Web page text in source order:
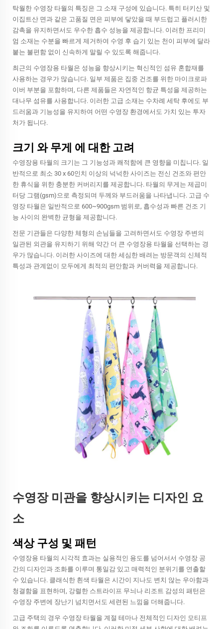
탁월한 수영장 타월의 특징은 그 소재 구성에 있습니다. 특히 터키산 및
이집트산 면과 같은 고품질 면은 피부에 닿았을 때 부드럽고 플러시한
감촉을 유지하면서도 우수한 흡수 성능을 제공합니다. 이러한 프리미
엄 소재는 수분을 빠르게 제거하여 수영 후 습기 있는 천이 피부에 달라
붙는 불편함 없이 신속하게 말릴 수 있도록 해줍니다.
최근의 수영장용 타월은 성능을 향상시키는 혁신적인 섬유 혼합재를
사용하는 경우가 많습니다. 일부 제품은 집중 건조를 위한 마이크로파
이버 부분을 포함하며, 다른 제품들은 자연적인 항균 특성을 제공하는
대나무 섬유를 사용합니다. 이러한 고급 소재는 수차례 세탁 후에도 부
드러움과 기능성을 유지하여 어떤 수영장 환경에서도 가치 있는 투자
처가 됩니다.
크기 와 무게 에 대한 고려
수영장용 타월의 크기는 그 기능성과 쾌적함에 큰 영향을 미칩니다. 일
반적으로 최소 30 x 60인치 이상의 넉넉한 사이즈는 전신 건조와 편안
한 휴식을 위한 충분한 커버리지를 제공합니다. 타월의 무게는 제곱미
터당 그램(gsm)으로 측정되며 두께와 부드러움을 나타냅니다. 고급 수
영장 타월은 일반적으로 600~900gsm 범위로, 흡수성과 빠른 건조 기
능 사이의 완벽한 균형을 제공합니다.
전문 기관들은 다양한 체형의 손님들을 고려하면서도 수영장 주변의
일관된 외관을 유지하기 위해 약간 더 큰 수영장용 타월을 선택하는 경
우가 많습니다. 이러한 사이즈에 대한 세심한 배려는 방문객의 신체적
특성과 관계없이 모두에게 최적의 편안함과 커버력을 제공합니다.
수영장 미관을 향상시키는 디자인 요
소
색상 구성 및 패턴
수영장용 타월의 시각적 효과는 실용적인 용도를 넘어서서 수영장 공
간의 디자인과 조화를 이루며 통일감 있고 매력적인 분위기를 연출할
수 있습니다. 클래식한 흰색 타월은 시간이 지나도 변치 않는 우아함과
청결함을 표현하며, 강렬한 스트라이프 무늬나 리조트 감성의 패턴은
수영장 주변에 장난기 넘치면서도 세련된 느낌을 더해줍니다.
고급 주택의 경우 수영장 타월을 계절 테마나 전체적인 디자인 모티프